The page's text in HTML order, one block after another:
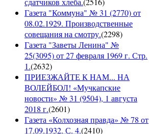
Газета "Коммуна" № 31 (2770) от
08.02.1929. Производственные
совещания на смотру.(2298)
Газета "Заветы Ленина" №
25(3095) от 27 февраля 1969 г. Стр.
1.(2632)
ПРИЕЗЖАЙТЕ К НАМ... НА
ВОЛЕЙБОЛ! «Мучкапские
новости» № 31 (9504), 1 августа
2018 г.(2601)
Газета «Колхозная правда» № 78 от
17.09.1932. С. 4.(2410)